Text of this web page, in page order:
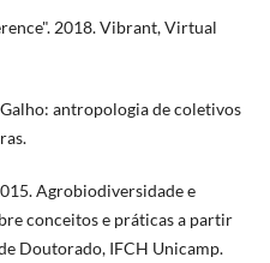
2018. Vibrant, Virtual
antropologia de coletivos
Agrobiodiversidade e
conceitos e práticas a partir
Doutorado, IFCH Unicamp.